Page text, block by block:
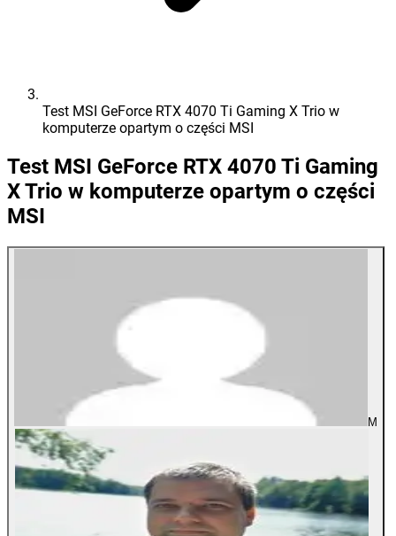
Test MSI GeForce RTX 4070 Ti Gaming X Trio w
komputerze opartym o części MSI
Test MSI GeForce RTX 4070 Ti Gaming
X Trio w komputerze opartym o części
MSI
M